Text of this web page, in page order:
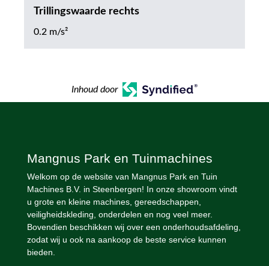
Trillingswaarde rechts
0.2 m/s²
Inhoud door
Mangnus Park en Tuinmachines
Welkom op de website van Mangnus Park en Tuin
Machines B.V. in Steenbergen! In onze showroom vindt
u grote en kleine machines, gereedschappen,
veiligheidskleding, onderdelen en nog veel meer.
Bovendien beschikken wij over een onderhoudsafdeling,
zodat wij u ook na aankoop de beste service kunnen
bieden.